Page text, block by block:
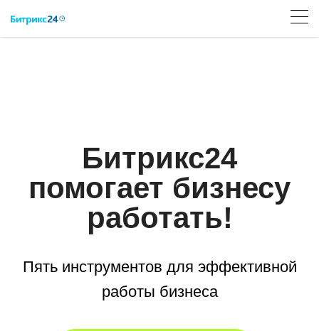
Битрикс24
помогает бизнесу
работать!
Пять инструментов для эффективной
работы бизнеса